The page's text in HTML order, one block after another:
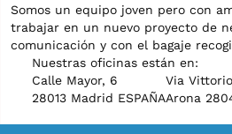
Somos un equipo joven pero con
trabajar en un nuevo proyecto de
comunicación y con el bagaje
Nuestras oficinas están en:
Calle Mayor, 6
28013 Madrid ESPAÑA
Via
Arona